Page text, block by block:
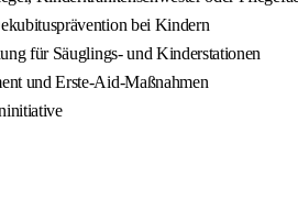
bei Kindern
für Säuglings- und Kinderstationen
und Erste-Aid-Maßnahmen